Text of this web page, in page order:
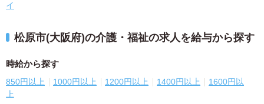
イ
松原市(大阪府)の介護・福祉の求人を給与から探す
時給から探す
850円以上 1000円以上 1200円以上 1400円以上
1600円以
上